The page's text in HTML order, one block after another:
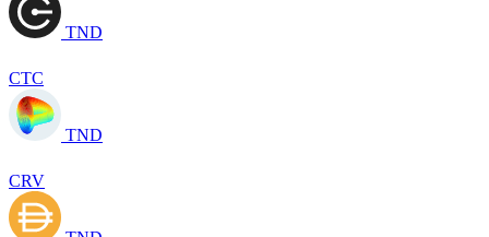
TND
CTC
TND
CRV